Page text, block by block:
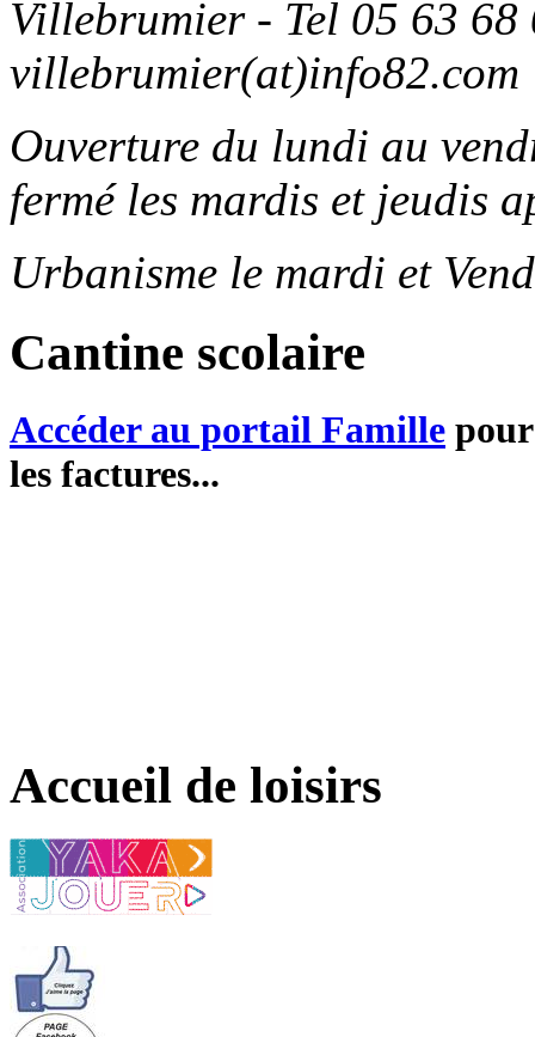
Villebrumier - Tel 05 63
villebrumier(at)info82.com
Ouverture du lundi au
fermé les mardis et jeudis
Urbanisme le mardi et
Cantine scolaire
Accéder au portail Famille
les factures...
Accueil de loisirs